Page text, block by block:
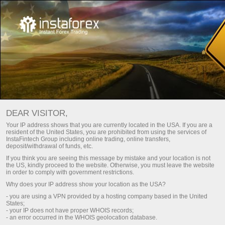
БЫСТРОЕ ОТКРЫТИЕ СЧЕТА
Открыть торговый счет
Открыть демосчет
Открытие торгового счета в ИнстаТрейд
Процесс регистрации не займет много времени и откроет
DEAR VISITOR,
Your IP address shows that you are currently located in the USA. If you are a
resident of the United States, you are prohibited from using the services of
InstaFintech Group including online trading, online transfers,
deposit/withdrawal of funds, etc.
If you think you are seeing this message by mistake and your location is not
the US, kindly proceed to the website. Otherwise, you must leave the website
in order to comply with government restrictions.
Why does your IP address show your location as the USA?
- you are using a VPN provided by a hosting company based in the United
States;
- your IP does not have proper WHOIS records;
- an error occurred in the WHOIS geolocation database.